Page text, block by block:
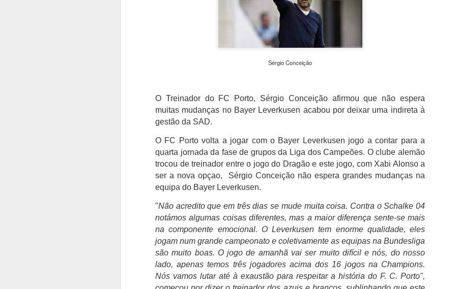
Sérgio Conceição
O Treinador do FC Porto, Sérgio Conceição afirmou que não espera
muitas mudanças no Bayer Leverkusen acabou por deixar uma indireta à
gestão da SAD.
O FC Porto volta a jogar com o Bayer Leverkusen jogo a contar para a
quarta jornada da fase de grupos da Liga dos Campeões. O clube alemão
trocou de treinador entre o jogo do Dragão e este jogo, com Xabi Alonso a
ser a nova opçao, Sérgio Conceição não espera grandes mudanças na
equipa do Bayer Leverkusen.
"Não acredito que em três dias se mude muita coisa. Contra o Schalke 04
notámos algumas coisas diferentes, mas a maior diferença sente-se mais
na componente emocional. O Leverkusen tem enorme qualidade, eles
jogam num grande campeonato e coletivamente as equipas na Bundesliga
são muito boas. O jogo de amanhã vai ser muito difícil e nós, do nosso
lado, apenas temos três jogadores acima dos 16 jogos na Champions.
Nós vamos lutar até à exaustão para respeitar a história do F. C. Porto",
Estoril e Famalicão fizeram o jogo de arranque do campeonato
português, a jogar em casa o Estoril empatou com o Famalicão
1) com golos de Koutsias e Begraoui.
O Estoril a jogar em casa, entrou mais forte não sendo capaz de
não desperdiçou e acabou por sair para intervalo a vencer por 1-0,
O Estoril já na segunda parte estava determinado a dar a volta ao
resultado, acabou por empatar a partida aos 72 minutos por
As duas equipas ainda tentaram a vitória, mantendo-se a
no marcador até final do jogo.